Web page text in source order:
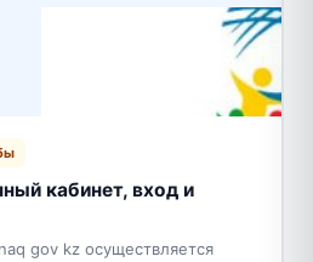
кабинет, вход и
gov kz осуществляется